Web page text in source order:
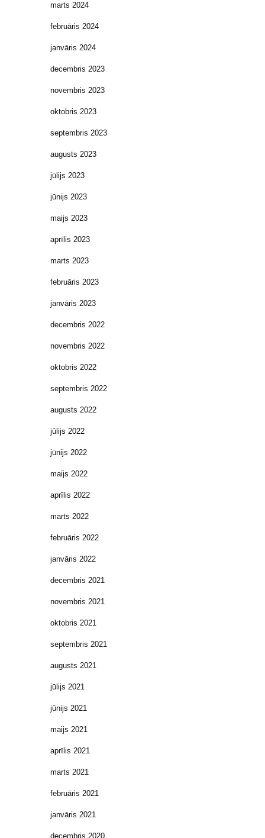
marts 2024
februāris 2024
janvāris 2024
decembris 2023
novembris 2023
oktobris 2023
septembris 2023
augusts 2023
jūlijs 2023
jūnijs 2023
maijs 2023
aprīlis 2023
marts 2023
februāris 2023
janvāris 2023
decembris 2022
novembris 2022
oktobris 2022
septembris 2022
augusts 2022
jūlijs 2022
jūnijs 2022
maijs 2022
aprīlis 2022
marts 2022
februāris 2022
janvāris 2022
decembris 2021
novembris 2021
oktobris 2021
septembris 2021
augusts 2021
jūlijs 2021
jūnijs 2021
maijs 2021
aprīlis 2021
marts 2021
februāris 2021
janvāris 2021
decembris 2020